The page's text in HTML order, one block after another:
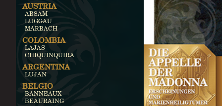
AUSTRIA
ABSAM
LUGGAU
MARBACH
COLOMBIA
LAJAS
CHIQUINQUIRA
ARGENTINA
LUJAN
BELGIO
BANNEAUX
BEAURAING